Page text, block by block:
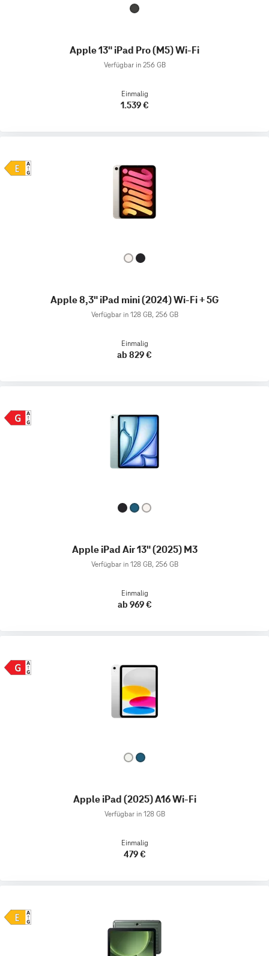
Apple 13" iPad Pro (M5) Wi-Fi
Verfügbar in 256 GB
Einmalig
1.539 €
Apple 8,3" iPad mini (2024) Wi-Fi + 5G
Verfügbar in 128 GB, 256 GB
Einmalig
ab 829 €
Apple iPad Air 13" (2025) M3
Verfügbar in 128 GB, 256 GB
Einmalig
ab 969 €
Apple iPad (2025) A16 Wi-Fi
Verfügbar in 128 GB
Einmalig
479 €